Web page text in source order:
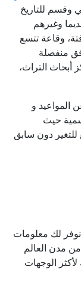
وقسم للتاريخ
وغيرهم
وقاعة تتسع
منفصلة
أبحاث التراث،
المواعيد و
حيث
دون سابق
لك معلومات
مدن العالم
الوجهات